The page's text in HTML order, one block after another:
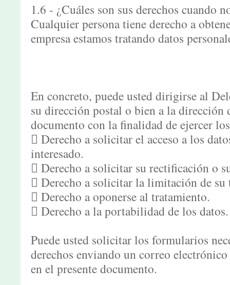
1.6 - ¿Cuáles son sus derechos cuando
Cualquier persona tiene derecho a
empresa estamos tratando datos
En concreto, puede usted dirigirse al
su dirección postal o bien a la dirección
documento con la finalidad de ejercer
 Derecho a solicitar el acceso a los
interesado.
 Derecho a solicitar su rectificación o
 Derecho a solicitar la limitación de su
 Derecho a oponerse al tratamiento.
 Derecho a la portabilidad de los datos.
Puede usted solicitar los formularios
derechos enviando un correo
en el presente documento.